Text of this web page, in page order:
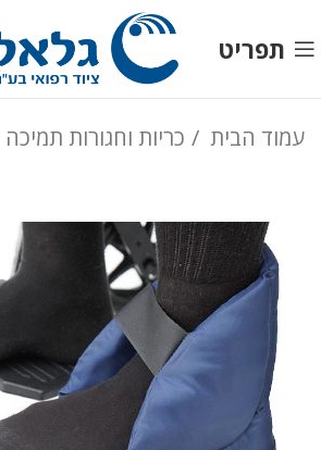
תפריט
עמוד הבית כריות וחגורות תמיכה